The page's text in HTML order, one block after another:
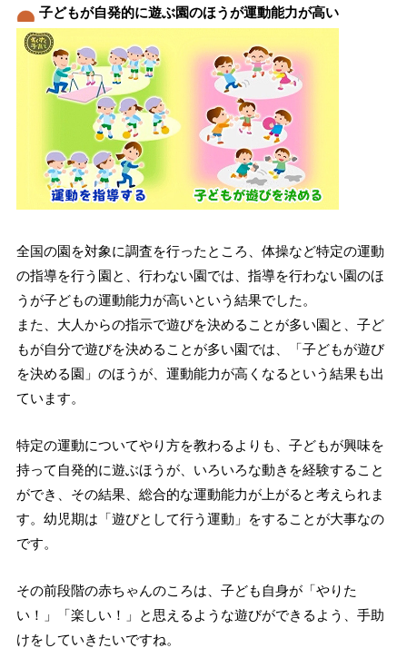
子どもが自発的に遊ぶ園のほうが運動能力が高い
全国の園を対象に調査を行ったところ、体操など特定の運動
の指導を行う園と、行わない園では、指導を行わない園のほ
うが子どもの運動能力が高いという結果でした。
また、大人からの指示で遊びを決めることが多い園と、子ど
もが自分で遊びを決めることが多い園では、「子どもが遊び
を決める園」のほうが、運動能力が高くなるという結果も出
ています。
特定の運動についてやり方を教わるよりも、子どもが興味を
持って自発的に遊ぶほうが、いろいろな動きを経験すること
ができ、その結果、総合的な運動能力が上がると考えられま
す。幼児期は「遊びとして行う運動」をすることが大事なの
です。
その前段階の赤ちゃんのころは、子ども自身が「やりた
い！」「楽しい！」と思えるような遊びができるよう、手助
けをしていきたいですね。